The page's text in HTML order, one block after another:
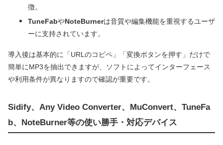
徴。
TuneFabやNoteBurnerは音質や編集機能を重視するユーザ
ーに支持されています。
導入後は基本的に「URLのコピペ」「変換ボタンを押す」だけで
簡単にMP3を抽出できますが、ソフトによってインターフェース
や利用条件が異なりますので確認が重要です。
Sidify、Any Video Converter、MuConvert、TuneFa
b、NoteBurner等の使い勝手・対応デバイス